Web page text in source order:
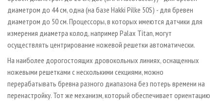
диаметром до 44 см, одна (на базе Hakki Pilke 50S) - для бревен
диаметром до 50 см. Процессоры, в которых имеются датчики для
измерения диаметра колод, например Palax Titan, могут
осуществлять центрирование ножевой решетки автоматически.
На наиболее дорогостоящих дровокольных линиях, оснащенных
ножевыми решетками с несколькими секциями, можно
перерабатывать бревна разного диапазона без потерь времени на
перенастройку. Тот же механизм, который обеспечивает ориентацию